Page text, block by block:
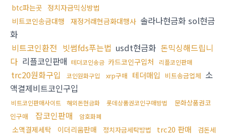
btc파는곳 정치자금믹싱방법
비트코인송금대행
재정거래현금화대행사 솔라나현금화 sol현금
화
비트코인환전 빗썸fds푸는법 usdt현금화 돈믹싱해드립니
다 리플코인판매 테더코인송금 카드코인구입처 리플코인판매
trc20원화구입 코인원화구입 xrp구매 테더매입 비트송금업체 소
액결제비트코인구입
비트코인판매사이트 해외돈현금화 롯데상품권코인구매방법
문화상품권코
인구매
잡코인판매 암호화폐
소액결제세탁 이더리움판매 정치자금세탁방법 trc20 판매
검돈세